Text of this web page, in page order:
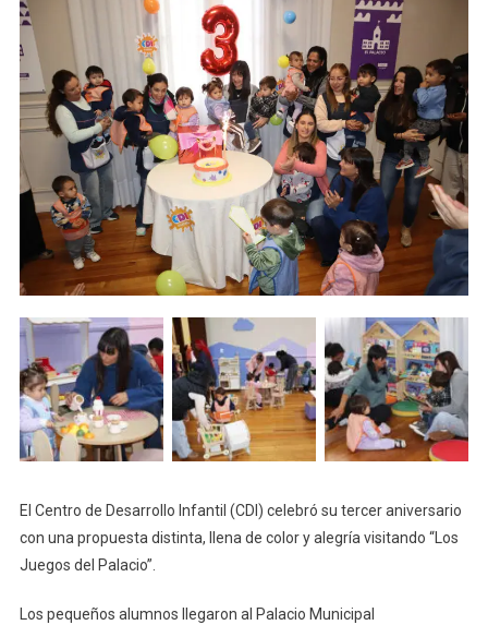
El Centro de Desarrollo Infantil (CDI) celebró su tercer aniversario
con una propuesta distinta, llena de color y alegría visitando “Los
Juegos del Palacio”.
Los pequeños alumnos llegaron al Palacio Municipal